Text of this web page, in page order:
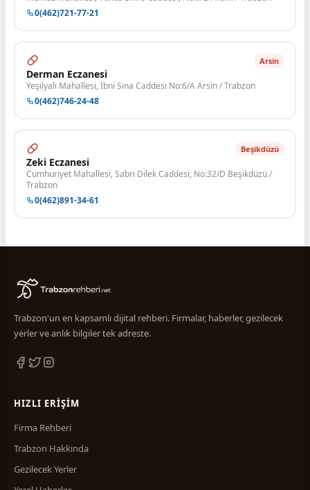
0(462)721-77-21
Arsin
Derman Eczanesi
Yeşilyalı Mahallesi, İbni Sina Caddesi No:6/A Arsin / Trabzon
0(462)746-24-48
Beşikdüzü
Zeki Eczanesi
Cumhuriyet Mahallesi, Sabri Dilek Caddesi, No:32/D Beşikdüzü /
Trabzon
0(462)891-34-61
Trabzon'un en kapsamlı dijital rehberi. Firmalar, haberler, gezilecek
yerler ve anlık bilgiler tek adreste.
HIZLI ERIŞIM
Firma Rehberi
Trabzon Hakkında
Gezilecek Yerler